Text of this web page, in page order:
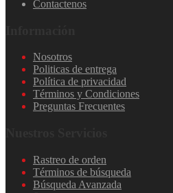
Contactenos
Nosotros
Politicas de entrega
Política de privacidad
Términos y Condiciones
Preguntas Frecuentes
Rastreo de orden
Términos de búsqueda
Búsqueda Avanzada